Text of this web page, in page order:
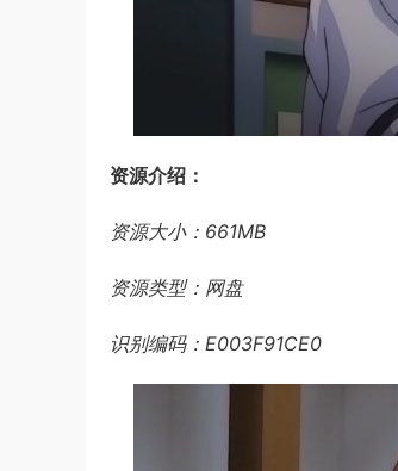
资源介绍：
资源大小：661MB
资源类型：网盘
识别编码：E003F91CE0